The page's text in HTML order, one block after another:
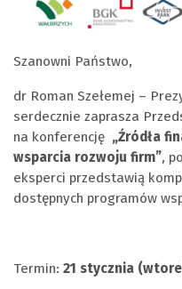
Szanowni Państwo,
dr Roman Szełemej –
serdecznie zaprasza
na konferencję „Źródła
wsparcia rozwoju firm”,
eksperci przedstawią
dostępnych programów
Termin: 21 stycznia